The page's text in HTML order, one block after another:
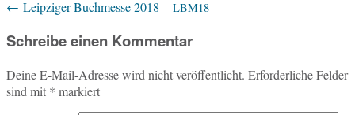
navigation
← Leipziger Buchmesse 2018 – LBM18
Schreibe einen Kommentar
Deine E-Mail-Adresse wird nicht veröffentlicht. Erforderliche Felder
sind mit * markiert